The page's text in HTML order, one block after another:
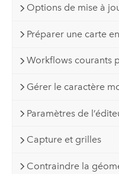
Options de mise à
Préparer une carte
Workflows courants
Gérer le caractère
Paramètres de
Capture et grilles
Contraindre la